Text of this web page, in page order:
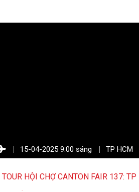
15-04-2025 9:00 sáng TP HCM
TOUR HỘI CHỢ CANTON FAIR 137: TP